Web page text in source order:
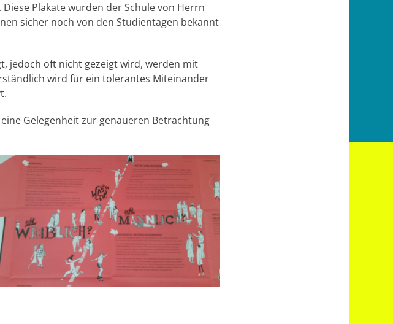
Plakate wurden der Schule von Herrn
sicher noch von den Studientagen bekannt
jedoch oft nicht gezeigt wird, werden mit
wird für ein tolerantes Miteinander
Gelegenheit zur genaueren Betrachtung